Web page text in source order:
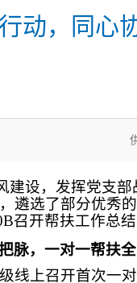
动，同心
建设，发挥党支
遴选了部分优秀
召开帮扶工作总
脉，一对一帮扶
线上召开首次一